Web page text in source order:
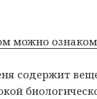
можно
содержит